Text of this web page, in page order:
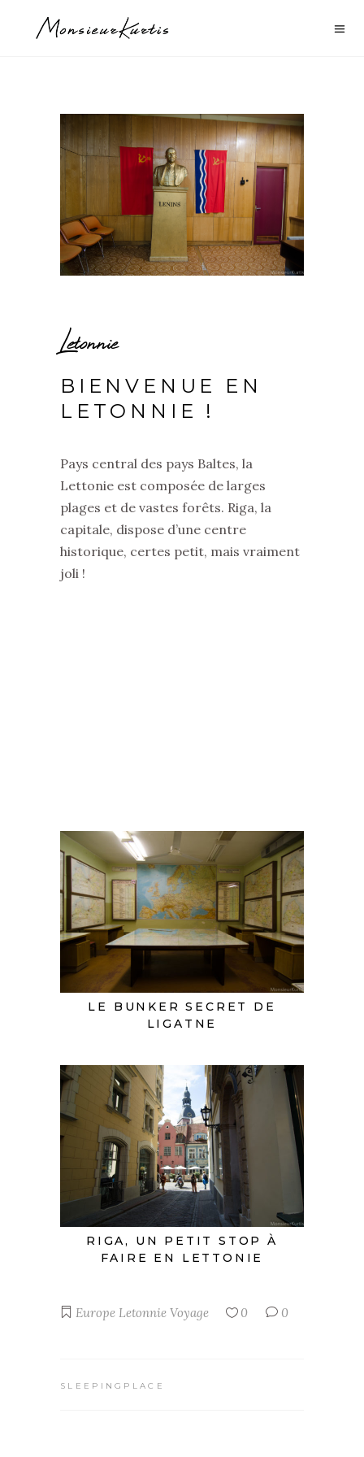
Letonnie
BIENVENUE EN
LETONNIE !
Pays central des pays Baltes, la
Lettonie est composée de larges
plages et de vastes forêts. Riga, la
capitale, dispose d’une centre
historique, certes petit, mais vraiment
joli !
LE BUNKER SECRET DE
LIGATNE
RIGA, UN PETIT STOP À
FAIRE EN LETTONIE
Europe Letonnie Voyage 0 0
SLEEPINGPLACE